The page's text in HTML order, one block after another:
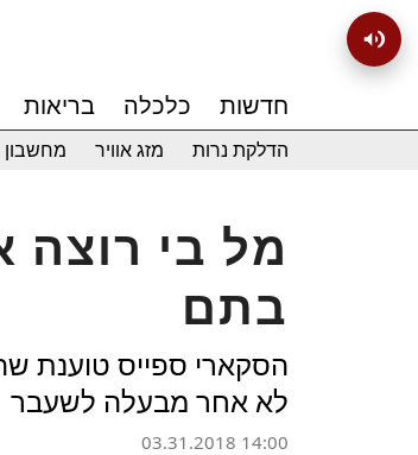
חדשות כלכלה בריאות
הדלקת נרות מזג אוויר מחשבון
מל בי רוצה
בתם
הסקארי ספייס טוענת
לא אחר מבעלה לשעבר
03.31.2018 14:00